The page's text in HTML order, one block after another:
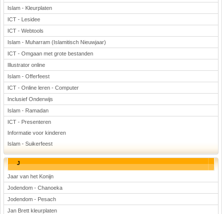
Islam - Kleurplaten
ICT - Lesidee
ICT - Webtools
Islam - Muharram (Islamitisch Nieuwjaar)
ICT - Omgaan met grote bestanden
Illustrator online
Islam - Offerfeest
ICT - Online leren - Computer
Inclusief Onderwijs
Islam - Ramadan
ICT - Presenteren
Informatie voor kinderen
Islam - Suikerfeest
J
Jaar van het Konijn
Jodendom - Chanoeka
Jodendom - Pesach
Jan Brett kleurplaten